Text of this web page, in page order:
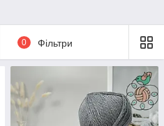
0 Фільтри